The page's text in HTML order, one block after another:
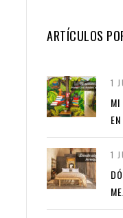
ARTÍCULOS
1
MI
1